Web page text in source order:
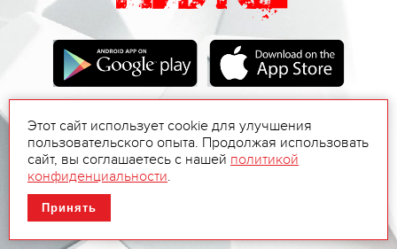
Этот сайт использует cookie для улучшения
пользовательского опыта. Продолжая использовать
сайт, вы соглашаетесь с нашей политикой
конфиденциальности.
Принять